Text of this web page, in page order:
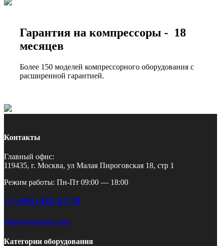
Гарантия на компрессоры - 18
месяцев
Более 150 моделей компрессорного оборудования с
расширенной гарантией.
Контакты
Главный офис:
119435, г. Москва, ул Малая Пироговская 18, стр 1
Режим работы: Пн-Пт 09:00 — 18:00
+7 (495) 492-67-70
zakaz@pnevmotex.com
Категории оборудования